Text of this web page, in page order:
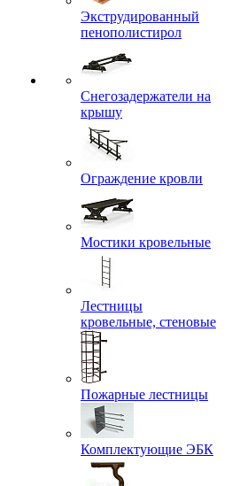
Экструдированный
пенополистирол
Снегозадержатели на
крышу
Ограждение кровли
Мостики кровельные
Лестницы
кровельные, стеновые
Пожарные лестницы
Комплектующие ЭБК